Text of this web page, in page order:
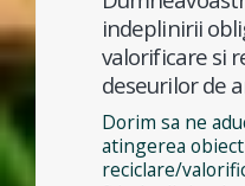
indeplinirii
valorificare si
deseurilor de
Dorim sa ne
atingerea
reciclare/